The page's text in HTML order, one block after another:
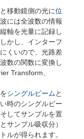
移動鏡側の光に位
には全波数の情報
軸を光量に記録し
かし、インターフ
くいので、光路差
数の関数に変換し
Transform、
をシングルビームと
時のシングルビー
してサンプルを置
サンプル吸収分）
ルが得られます。